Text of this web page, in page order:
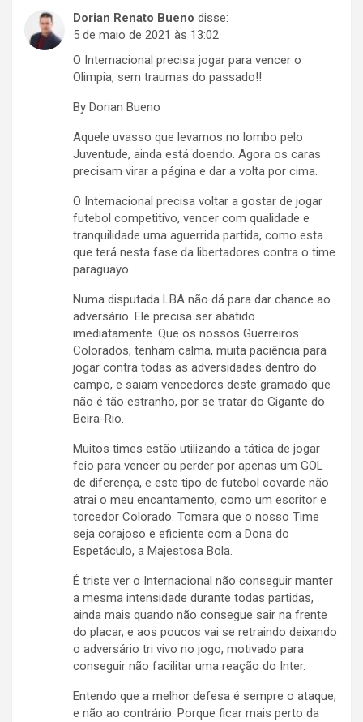
Dorian Renato Bueno disse:
5 de maio de 2021 às 13:02
O Internacional precisa jogar para vencer o
Olimpia, sem traumas do passado!!
By Dorian Bueno
Aquele uvasso que levamos no lombo pelo
Juventude, ainda está doendo. Agora os caras
precisam virar a página e dar a volta por cima.
O Internacional precisa voltar a gostar de jogar
futebol competitivo, vencer com qualidade e
tranquilidade uma aguerrida partida, como esta
que terá nesta fase da libertadores contra o time
paraguayo.
Numa disputada LBA não dá para dar chance ao
adversário. Ele precisa ser abatido
imediatamente. Que os nossos Guerreiros
Colorados, tenham calma, muita paciência para
jogar contra todas as adversidades dentro do
campo, e saiam vencedores deste gramado que
não é tão estranho, por se tratar do Gigante do
Beira-Rio.
Muitos times estão utilizando a tática de jogar
feio para vencer ou perder por apenas um GOL
de diferença, e este tipo de futebol covarde não
atrai o meu encantamento, como um escritor e
torcedor Colorado. Tomara que o nosso Time
seja corajoso e eficiente com a Dona do
Espetáculo, a Majestosa Bola.
É triste ver o Internacional não conseguir manter
a mesma intensidade durante todas partidas,
ainda mais quando não consegue sair na frente
do placar, e aos poucos vai se retraindo deixando
o adversário tri vivo no jogo, motivado para
conseguir não facilitar uma reação do Inter.
Entendo que a melhor defesa é sempre o ataque,
e não ao contrário. Porque ficar mais perto da